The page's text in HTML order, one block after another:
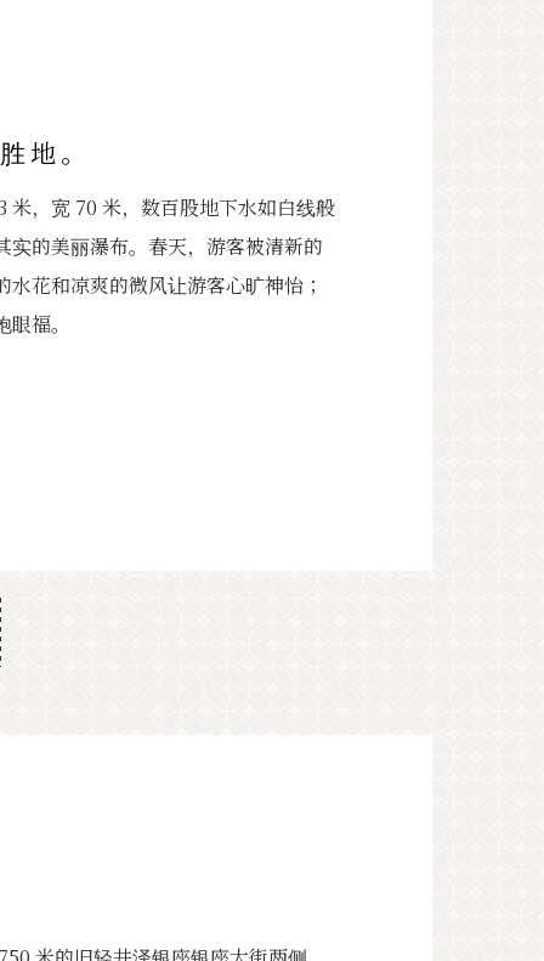
地。
米，宽 70 米，数百股地下水如白线般
实的美丽瀑布。春天，游客被清新的
花和凉爽的微风让游客心旷神怡；
福。